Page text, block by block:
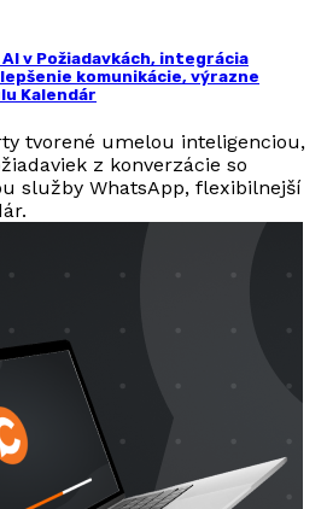
v Požiadavkách, integrácia
komunikácie, výrazne
Kalendár
tvorené umelou inteligenciou,
z konverzácie so
služby WhatsApp, flexibilnejší